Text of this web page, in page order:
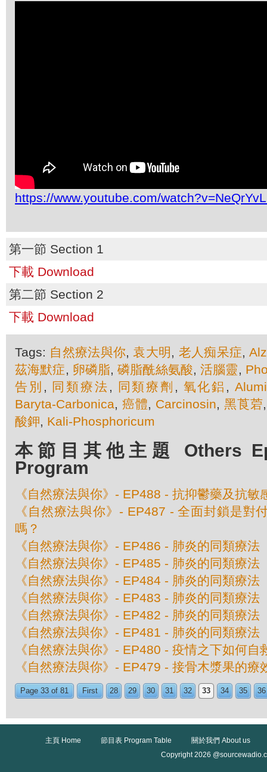
https://www.youtube.com/
第一節 Section 1
下載 Download
第二節 Section 2
下載 Download
Tags: 自然療法與你,袁大明 , 老人痴呆症,
茲海默症, 卵磷脂,磷脂酰絲氨酸,活腦靈,
告別 , 同類療法 , 同類療劑 , 氧化鋁 ,
Baryta-Carbonica, 癌體, Carcinosin,黑莨菪
酸鉀, Kali-Phosphoricum
本節目其他主題 Others
Program
《自然療法與你》- EP488 - 抗抑鬱藥及抗
《自然療法與你》- EP487 - 全面封鎖是對
嗎？
《自然療法與你》- EP486 - 肺炎的同類療法
《自然療法與你》- EP485 - 肺炎的同類療法
《自然療法與你》- EP484 - 肺炎的同類療法
《自然療法與你》- EP483 - 肺炎的同類療法
《自然療法與你》- EP482 - 肺炎的同類療法
《自然療法與你》- EP481 - 肺炎的同類療法
《自然療法與你》- EP480 - 疫情之下如何自
《自然療法與你》- EP479 - 接骨木漿果的療
Page 33 of 81 First 28 29 30 31 32 33 34 35 36
主頁 Home 節目表 Program Table
關於我們 About us
Copyright 2026